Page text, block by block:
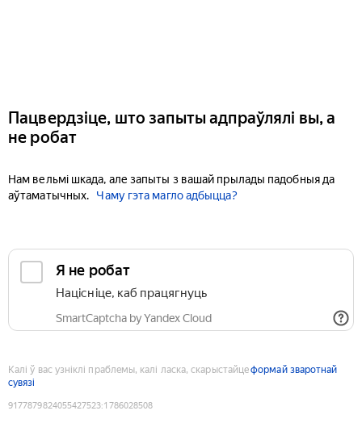
Пацвердзіце, што запыты адпраўлялі вы, а
не робат
Нам вельмі шкада, але запыты з вашай прылады падобныя да
аўтаматычных.
Чаму гэта магло адбыцца?
Я не робат
Націсніце, каб працягнуць
SmartCaptcha by Yandex Cloud
Калі ў вас узніклі праблемы, калі ласка, скарыстайцеформай зваротнай
сувязі
9177879824055427523:1786028508